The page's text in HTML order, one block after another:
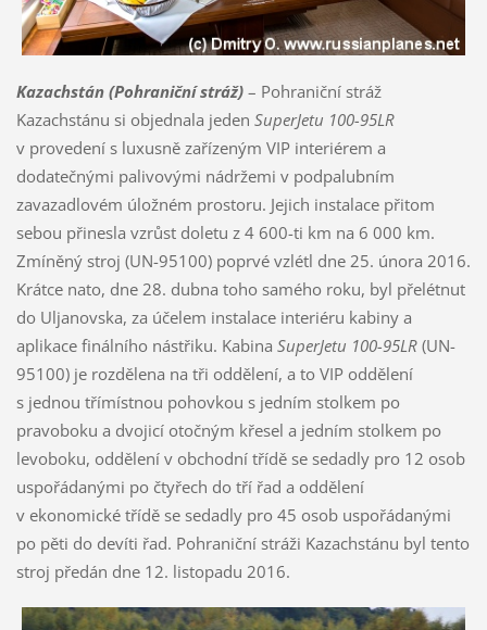
Kazachstán (Pohraniční stráž) – Pohraniční stráž
Kazachstánu si objednala jeden SuperJetu 100-95LR
v provedení s luxusně zařízeným VIP interiérem a
dodatečnými palivovými nádržemi v podpalubním
zavazadlovém úložném prostoru. Jejich instalace přitom
sebou přinesla vzrůst doletu z 4 600-ti km na 6 000 km.
Zmíněný stroj (UN-95100) poprvé vzlétl dne 25. února 2016.
Krátce nato, dne 28. dubna toho samého roku, byl přelétnut
do Uljanovska, za účelem instalace interiéru kabiny a
aplikace finálního nástřiku. Kabina SuperJetu 100-95LR(UN-
95100) je rozdělena na tři oddělení, a to VIP oddělení
s jednou třímístnou pohovkou s jedním stolkem po
pravoboku a dvojicí otočným křesel a jedním stolkem po
levoboku, oddělení v obchodní třídě se sedadly pro 12 osob
uspořádanými po čtyřech do tří řad a oddělení
v ekonomické třídě se sedadly pro 45 osob uspořádanými
po pěti do devíti řad. Pohraniční stráži Kazachstánu byl tento
stroj předán dne 12. listopadu 2016.